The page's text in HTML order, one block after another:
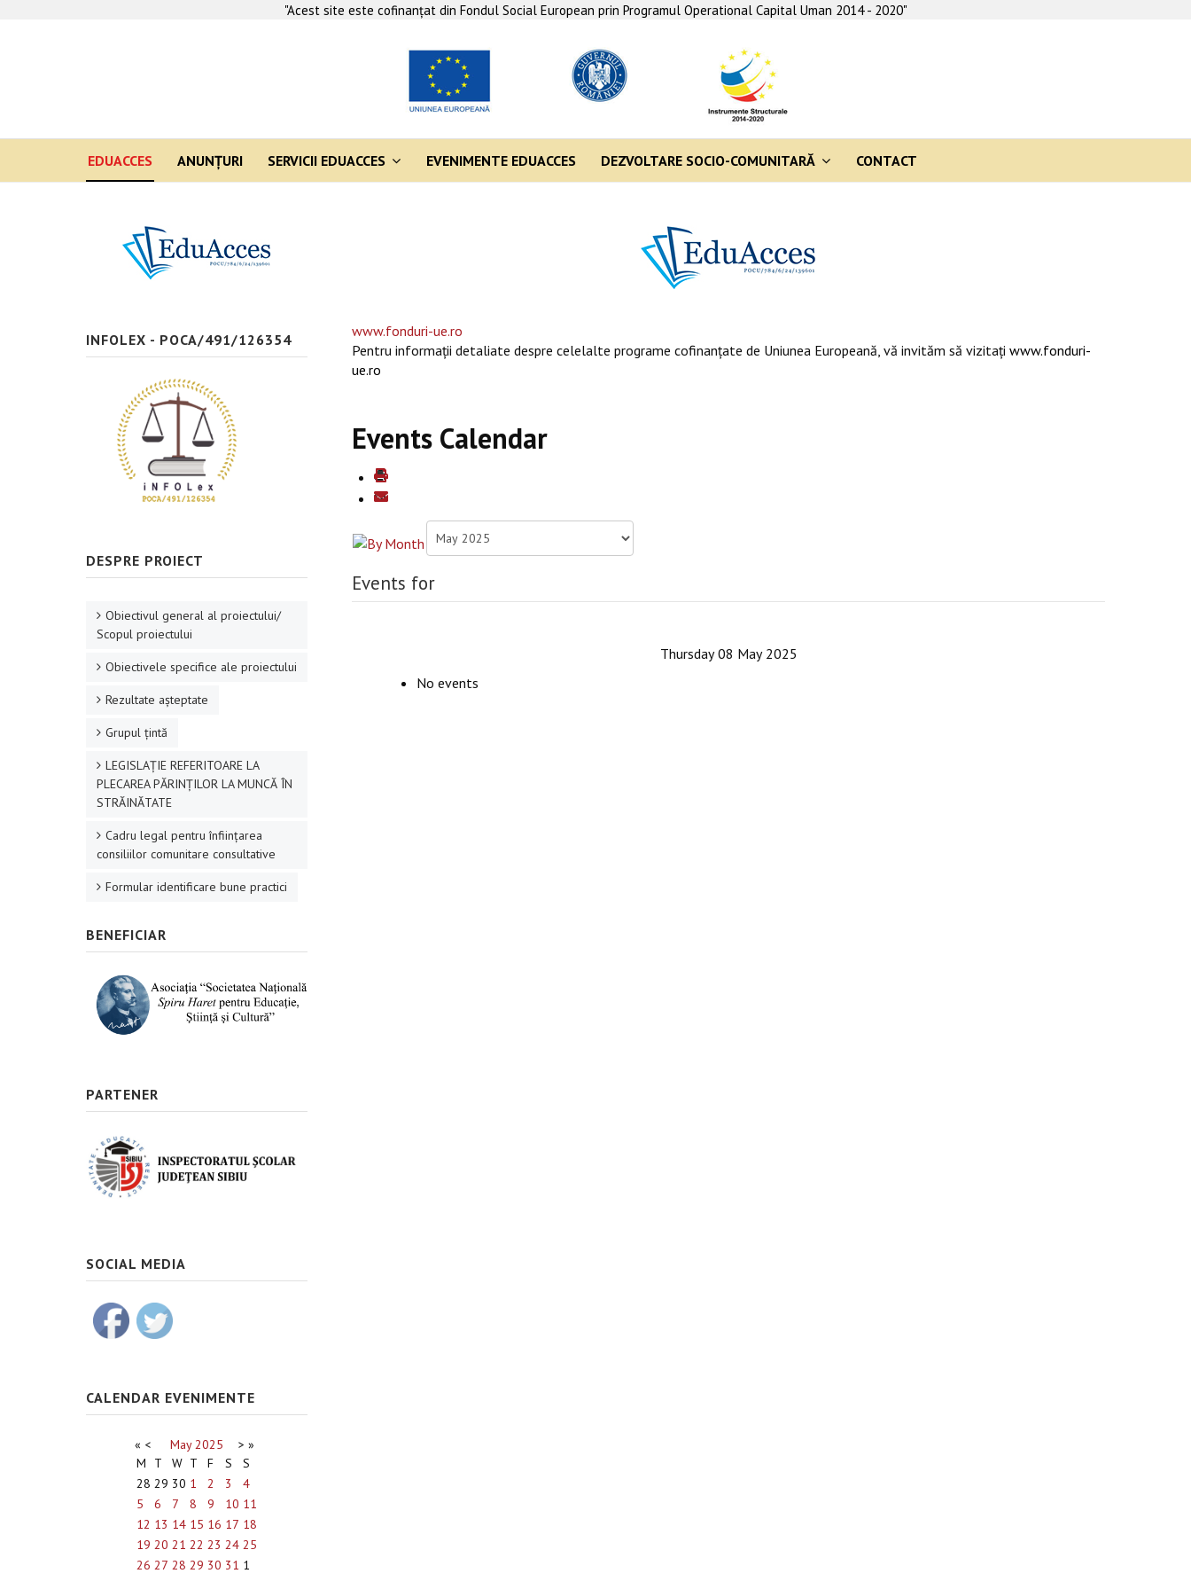
"Acest site este cofinanţat din Fondul Social European prin Programul Operational Capital Uman 2014 - 2020"
EDUACCES ANUNŢURI SERVICII EDUACCES EVENIMENTE EDUACCES DEZVOLTARE SOCIO-COMUNITARĂ CONTACT
www.fonduri-ue.ro
Pentru informaţii detaliate despre celelalte programe cofinanţate de Uniunea Europeană, vă invităm să vizitaţi www.fonduri-
ue.ro
Events Calendar
Events for
Thursday 08 May 2025
No events
INFOLEX - POCA/491/126354
DESPRE PROIECT
Obiectivul general al proiectului/
Scopul proiectului
Obiectivele specifice ale proiectului
Rezultate aşteptate
Grupul ţintă
LEGISLAȚIE REFERITOARE LA
PLECAREA PĂRINȚILOR LA MUNCĂ ÎN
STRĂINĂTATE
Cadru legal pentru înființarea
consiliilor comunitare consultative
Formular identificare bune practici
BENEFICIAR
PARTENER
SOCIAL MEDIA
CALENDAR EVENIMENTE
« < May 2025 > »
M
T W T F S
S
28 29 30 1 2 3
4
5
6 7 8 9 10 11
12 13 14 15 16 17 18
19 20 21 22 23 24 25
26 27 28 29 30 31 1